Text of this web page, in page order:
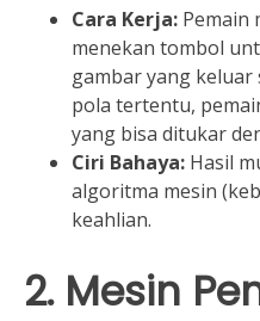
Cara Kerja: Pemain
menekan tombol
gambar yang
pola tertentu,
yang bisa ditukar
Ciri Bahaya: Hasil
algoritma mesin
keahlian.
2. Mesin